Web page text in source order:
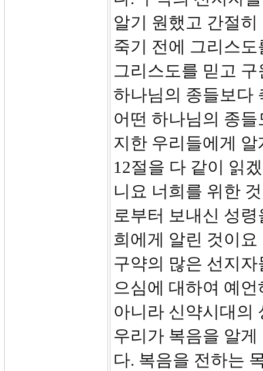
알기 원했고 간절
죽기 전에 그리스
그리스도를 믿고
하나님의 종들보다
어떤 하나님의 종
지한 우리들에게
12절을 다 같이 읽
니요 너희를 위한
로부터 보내신 성
희에게 알린 것이
구약의 많은 선지
으심에 대하여 예
아니라 신약시대의
우리가 복음을 알
다. 복음을 전하는